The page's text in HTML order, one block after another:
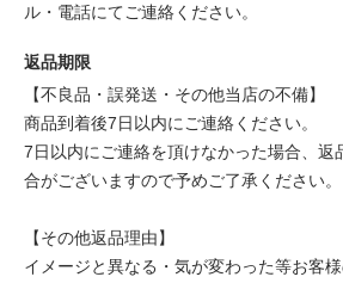
ル・電話にてご連絡ください。
返品期限
【不良品・誤発送・その他当店の不備】
商品到着後7日以内にご連絡ください。
7日以内にご連絡を頂けなかった場合、返
合がございますので予めご了承ください。
【その他返品理由】
イメージと異なる・気が変わった等お客